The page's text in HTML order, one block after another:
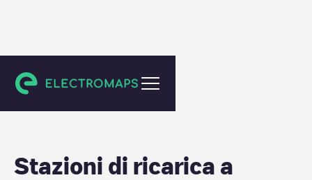
Stati Uniti
Stazioni di ricarica a